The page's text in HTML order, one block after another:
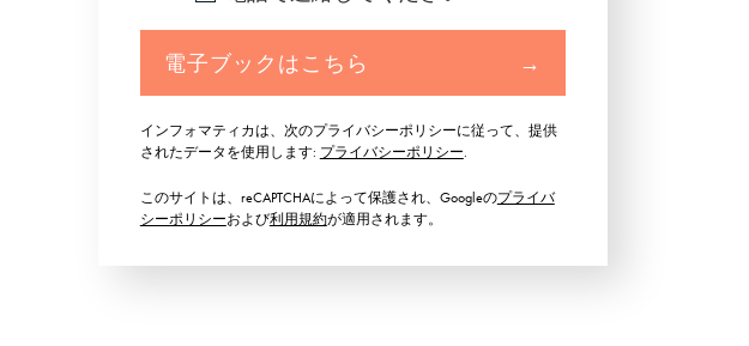
電子ブックはこちら →
インフォマティカは、次のプライバシーポリシーに従って、提供
されたデータを使用します: プライバシーポリシー.
このサイトは、reCAPTCHAによって保護され、Googleのプライバ
シーポリシーおよび利用規約が適用されます。